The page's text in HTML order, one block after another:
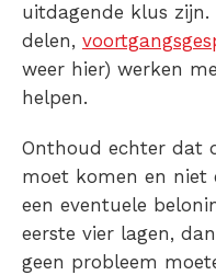
uitdagende klus zijn.
delen,
weer hier) werken
helpen.
Onthoud echter dat
moet komen en niet
een eventuele
eerste vier lagen,
geen probleem